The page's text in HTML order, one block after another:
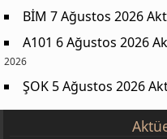
BİM 7 Ağustos 2026
A101 6 Ağustos 2026
2026
ŞOK 5 Ağustos 2026